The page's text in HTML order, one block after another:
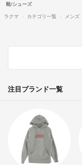
靴/シューズ
ラクマ
カテゴリ一覧 メンズ
注目ブランド一覧